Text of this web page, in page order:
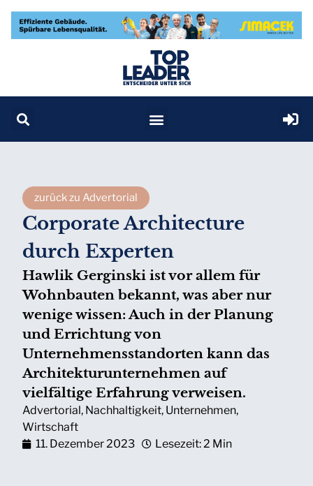
zurück zu Advertorial
Corporate Architecture
durch Experten
Hawlik Gerginski ist vor allem für
Wohnbauten bekannt, was aber nur
wenige wissen: Auch in der Planung
und Errichtung von
Unternehmensstandorten kann das
Architekturunternehmen auf
vielfältige Erfahrung verweisen.
Advertorial, Nachhaltigkeit, Unternehmen,
Wirtschaft
11. Dezember 2023
Lesezeit: 2 Min